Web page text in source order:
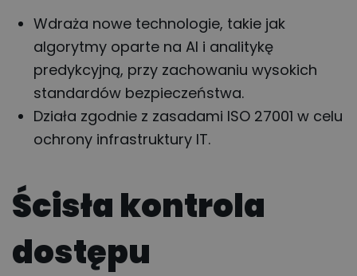
Wdraża nowe technologie, takie jak
algorytmy oparte na AI i analitykę
predykcyjną, przy zachowaniu wysokich
standardów bezpieczeństwa.
Działa zgodnie z zasadami ISO 27001 w celu
ochrony infrastruktury IT.
Ścisła kontrola
dostępu